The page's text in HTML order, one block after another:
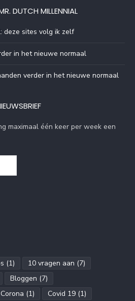
DUTCH MILLENNIAL
deze sites volg ik zelf
in het nieuwe normaal
verder in het nieuwe normaal
maximaal één keer per week een
(1) 10 vragen aan (7)
Bloggen (7)
Corona (1) Covid 19 (1)